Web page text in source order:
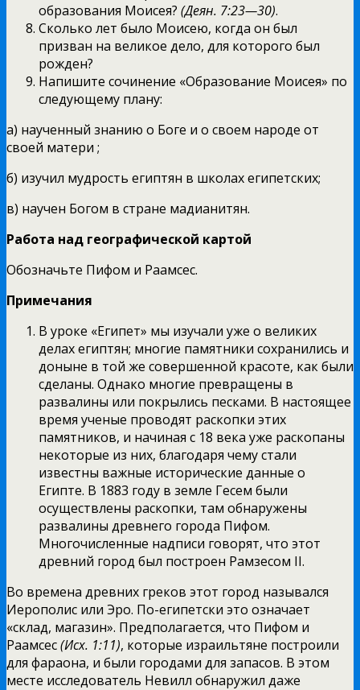
образования Моисея? (Деян. 7:23—30).
Сколько лет было Моисею, когда он был
призван на великое дело, для которого был
рожден?
Напишите сочинение «Образование Моисея» по
следующему плану:
а) наученный знанию о Боге и о своем народе от
своей матери ;
б) изучил мудрость египтян в школах египетских;
в) научен Богом в стране мадианитян.
Работа над географической картой
Обозначьте Пифом и Раамсес.
Примечания
В уроке «Египет» мы изучали уже о великих
делах египтян; многие памятники сохранились и
доныне в той же совершенной красоте, как были
сделаны. Однако многие превращены в
развалины или покрылись песками. В настоящее
время ученые проводят раскопки этих
памятников, и начиная с 18 века уже раскопаны
некоторые из них, благодаря чему стали
известны важные исторические данные о
Египте. В 1883 году в земле Гесем были
осуществлены раскопки, там обнаружены
развалины древнего города Пифом.
Многочисленные надписи говорят, что этот
древний город был построен Рамзесом II.
Во времена древних греков этот город назывался
Иерополис или Эро. По-египетски это означает
«склад, магазин». Предполагается, что Пифом и
Раамсес(Исх. 1:11), которые израильтяне построили
для фараона, и были городами для запасов. В этом
месте исследователь Невилл обнаружил даже